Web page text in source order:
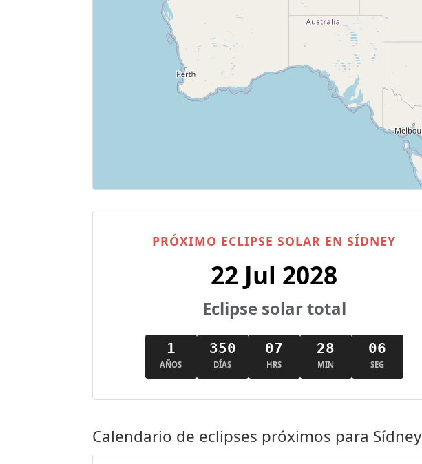
PRÓXIMO ECLIPSE SOLAR EN SÍDNEY
22 Jul 2028
Eclipse solar total
1
AÑOS
350
DÍAS
07
HRS
28
MIN
06
SEG
Calendario de eclipses próximos para Sídney